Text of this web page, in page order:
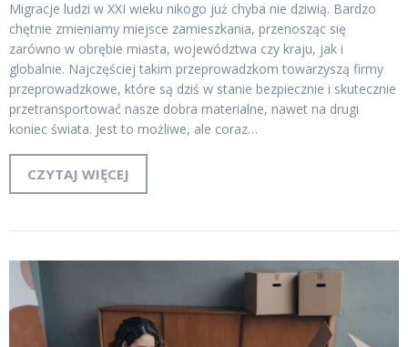
Migracje ludzi w XXI wieku nikogo już chyba nie dziwią. Bardzo
chętnie zmieniamy miejsce zamieszkania, przenosząc się
zarówno w obrębie miasta, województwa czy kraju, jak i
globalnie. Najczęściej takim przeprowadzkom towarzyszą firmy
przeprowadzkowe, które są dziś w stanie bezpiecznie i skutecznie
przetransportować nasze dobra materialne, nawet na drugi
koniec świata. Jest to możliwe, ale coraz…
CZYTAJ WIĘCEJ